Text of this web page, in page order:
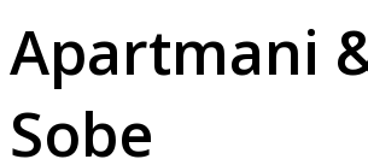
Apartmani
Sobe